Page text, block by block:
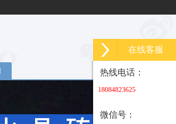
在线客服
热线电话：
18084823625
微信号：